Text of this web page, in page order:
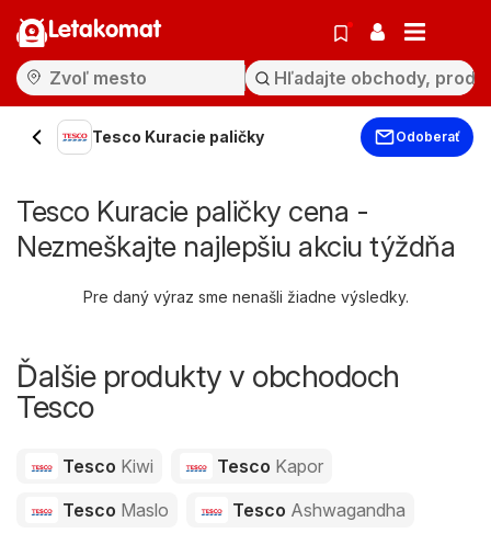
Letakomat
Tesco Kuracie paličky Odoberať
Tesco Kuracie paličky cena -
Nezmeškajte najlepšiu akciu týždňa
Pre daný výraz sme nenašli žiadne výsledky.
Ďalšie produkty v obchodoch
Tesco
Tesco Kiwi Tesco Kapor
Tesco Maslo Tesco Ashwagandha